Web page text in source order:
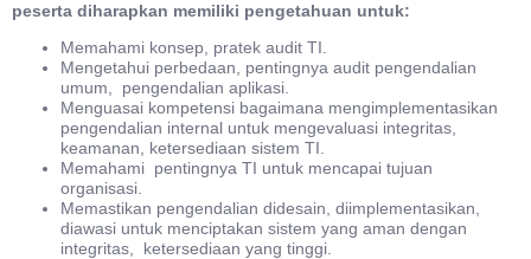
peserta diharapkan memiliki pengetahuan untuk:
Memahami konsep, pratek audit TI.
Mengetahui perbedaan, pentingnya audit pengendalian
umum, pengendalian aplikasi.
Menguasai kompetensi bagaimana mengimplementasikan
pengendalian internal untuk mengevaluasi integritas,
keamanan, ketersediaan sistem TI.
Memahami pentingnya TI untuk mencapai tujuan
organisasi.
Memastikan pengendalian didesain, diimplementasikan,
diawasi untuk menciptakan sistem yang aman dengan
integritas, ketersediaan yang tinggi.